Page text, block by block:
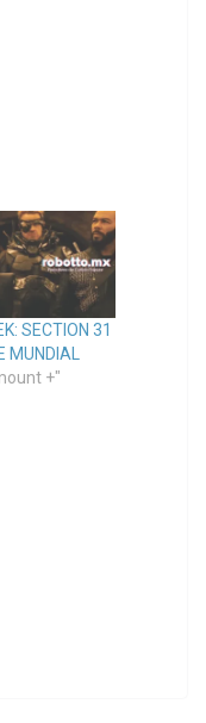
SECTION 31
MUNDIAL
+"